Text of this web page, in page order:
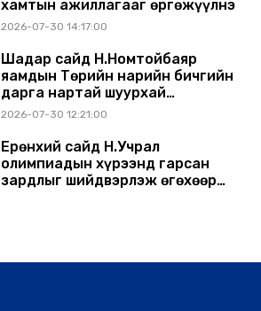
хамтын ажиллагааг өргөжүүлнэ
2026-07-30 14:17:00
Шадар сайд Н.Номтойбаяр
яамдын Төрийн нарийн бичгийн
дарга нартай шуурхай
хуралдлаа
2026-07-30 12:21:00
Ерөнхий сайд Н.Учрал
олимпиадын хүрээнд гарсан
зардлыг шийдвэрлэж өгөхөөр